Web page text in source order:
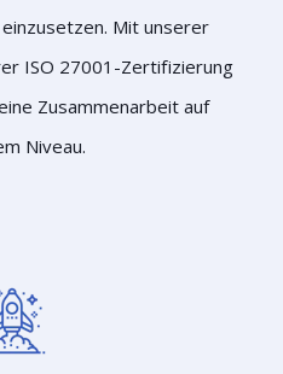
Mit unserer
ISO 27001-Zertifizierung
Zusammenarbeit auf
Niveau.